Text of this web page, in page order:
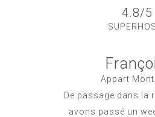
4.8/5
Appart
De passage dans la
avons passé un